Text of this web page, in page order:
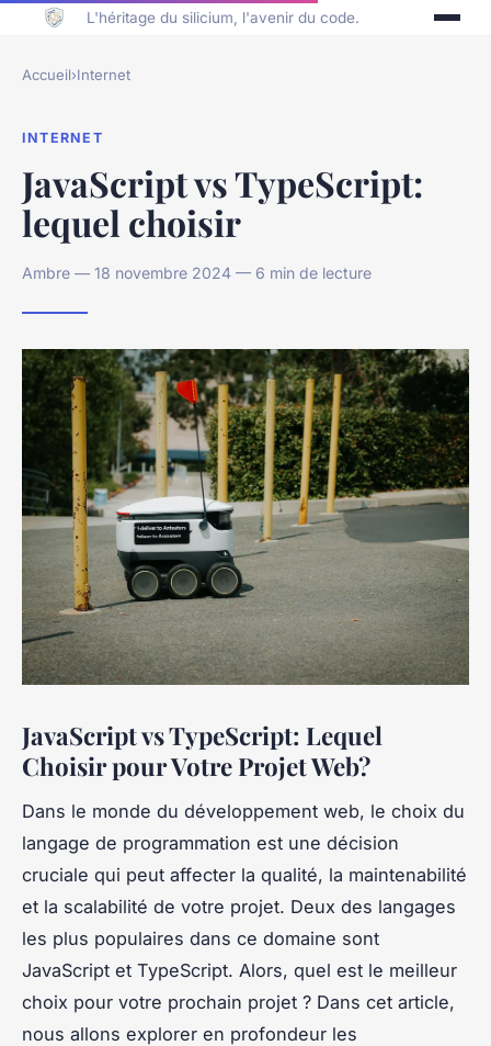
L'héritage du silicium, l'avenir du code.
Accueil›Internet
INTERNET
JavaScript vs TypeScript:
lequel choisir
Ambre — 18 novembre 2024 — 6 min de lecture
JavaScript vs TypeScript: Lequel
Choisir pour Votre Projet Web?
Dans le monde du développement web, le choix du
langage de programmation est une décision
cruciale qui peut affecter la qualité, la maintenabilité
et la scalabilité de votre projet. Deux des langages
les plus populaires dans ce domaine sont
JavaScript et TypeScript. Alors, quel est le meilleur
choix pour votre prochain projet ? Dans cet article,
nous allons explorer en profondeur les